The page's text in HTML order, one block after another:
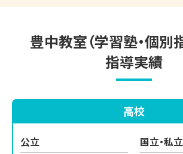
豊中教室（学習塾・個別
指導実績
高校
公立 国立・私立